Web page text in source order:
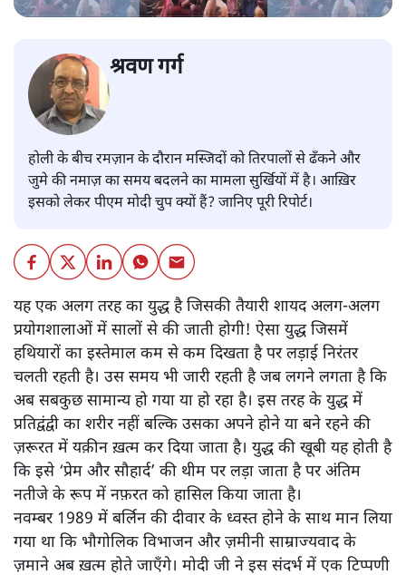
श्रवण गर्ग
होली के बीच रमज़ान के दौरान मस्जिदों को तिरपालों से ढँकने और
जुमे की नमाज़ का समय बदलने का मामला सुर्खियों में है। आख़िर
इसको लेकर पीएम मोदी चुप क्यों हैं? जानिए पूरी रिपोर्ट।
यह एक अलग तरह का युद्ध है जिसकी तैयारी शायद अलग-अलग
प्रयोगशालाओं में सालों से की जाती होगी! ऐसा युद्ध जिसमें
हथियारों का इस्तेमाल कम से कम दिखता है पर लड़ाई निरंतर
चलती रहती है। उस समय भी जारी रहती है जब लगने लगता है कि
अब सबकुछ सामान्य हो गया या हो रहा है। इस तरह के युद्ध में
प्रतिद्वंद्वी का शरीर नहीं बल्कि उसका अपने होने या बने रहने की
ज़रूरत में यक़ीन ख़त्म कर दिया जाता है। युद्ध की खूबी यह होती है
कि इसे ‘प्रेम और सौहार्द’ की थीम पर लड़ा जाता है पर अंतिम
नतीजे के रूप में नफ़रत को हासिल किया जाता है।
नवम्बर 1989 में बर्लिन की दीवार के ध्वस्त होने के साथ मान लिया
गया था कि भौगोलिक विभाजन और ज़मीनी साम्राज्यवाद के
ज़माने अब ख़त्म होते जाएँगे। मोदी जी ने इस संदर्भ में एक टिप्पणी